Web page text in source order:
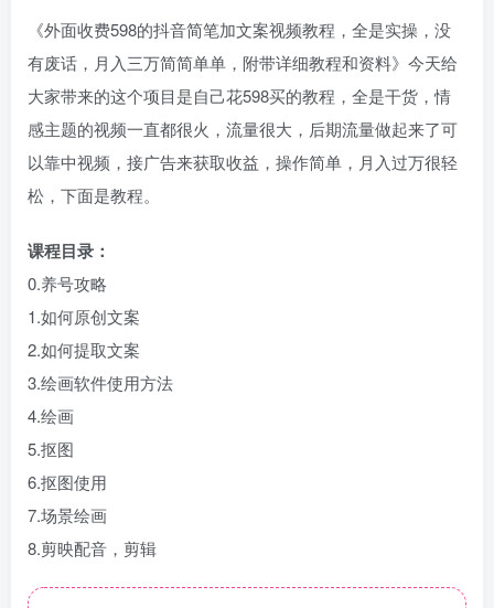
《外面收费598的抖音简笔加文案视频教程，全是实操，没
有废话，月入三万简简单单，附带详细教程和资料》今天给
大家带来的这个项目是自己花598买的教程，全是干货，情
感主题的视频一直都很火，流量很大，后期流量做起来了可
以靠中视频，接广告来获取收益，操作简单，月入过万很轻
松，下面是教程。
课程目录：
0.养号攻略
1.如何原创文案
2.如何提取文案
3.绘画软件使用方法
4.绘画
5.抠图
6.抠图使用
7.场景绘画
8.剪映配音，剪辑